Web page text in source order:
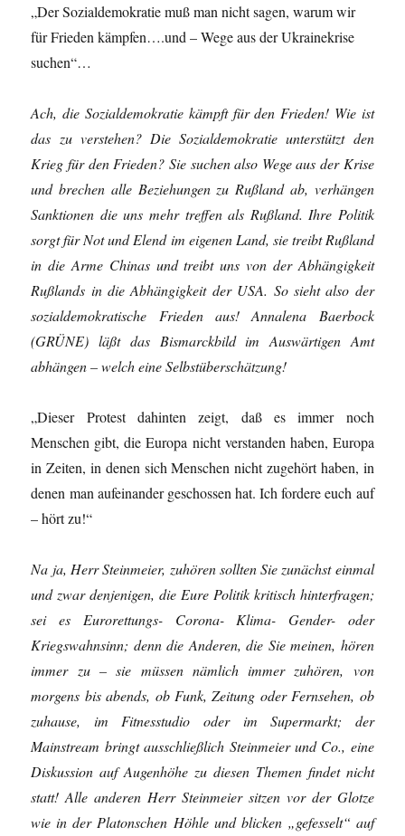
„Der Sozialdemokratie muß man nicht sagen, warum wir
für Frieden kämpfen….und – Wege aus der Ukrainekrise
suchen“…
Ach, die Sozialdemokratie kämpft für den Frieden! Wie ist
das zu verstehen? Die Sozialdemokratie unterstützt den
Krieg für den Frieden? Sie suchen also Wege aus der Krise
und brechen alle Beziehungen zu Rußland ab, verhängen
Sanktionen die uns mehr treffen als Rußland. Ihre Politik
sorgt für Not und Elend im eigenen Land, sie treibt Rußland
in die Arme Chinas und treibt uns von der Abhängigkeit
Rußlands in die Abhängigkeit der USA. So sieht also der
sozialdemokratische Frieden aus! Annalena Baerbock
(GRÜNE) läßt das Bismarckbild im Auswärtigen Amt
abhängen – welch eine Selbstüberschätzung!
„Dieser Protest dahinten zeigt, daß es immer noch
Menschen gibt, die Europa nicht verstanden haben, Europa
in Zeiten, in denen sich Menschen nicht zugehört haben, in
denen man aufeinander geschossen hat. Ich fordere euch auf
– hört zu!“
Na ja, Herr Steinmeier, zuhören sollten Sie zunächst einmal
und zwar denjenigen, die Eure Politik kritisch hinterfragen;
sei es Eurorettungs- Corona- Klima- Gender- oder
Kriegswahnsinn; denn die Anderen, die Sie meinen, hören
immer zu – sie müssen nämlich immer zuhören, von
morgens bis abends, ob Funk, Zeitung oder Fernsehen, ob
zuhause, im Fitnesstudio oder im Supermarkt; der
Mainstream bringt ausschließlich Steinmeier und Co., eine
Diskussion auf Augenhöhe zu diesen Themen findet nicht
statt! Alle anderen Herr Steinmeier sitzen vor der Glotze
wie in der Platonschen Höhle und blicken „gefesselt“ auf